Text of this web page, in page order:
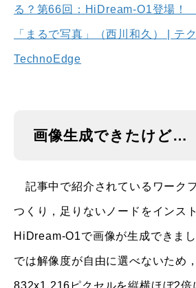
る？第66回：HiDream-O1登場
「まるで写真」（西川和久） | テ
TechnoEdge
画像生成できたけど…
記事中で紹介されているワーク
つくり，足りないノードをインス
HiDream-O1で画像が生成できま
では解像度が自由に選べないため
832x1,216ピクセルを縦横ほぼ2